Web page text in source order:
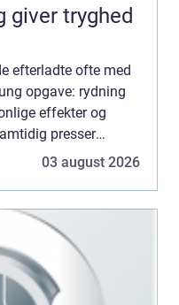
giver tryghed
efterladte ofte med
opgave: rydning
effekter og
presser
03 august 2026